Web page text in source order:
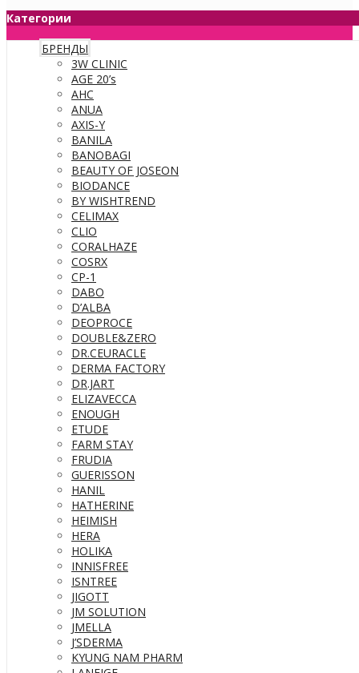
Категории
БРЕНДЫ
3W CLINIC
AGE 20’s
AHC
ANUA
AXIS-Y
BANILA
BANOBAGI
BEAUTY OF JOSEON
BIODANCE
BY WISHTREND
CELIMAX
CLIO
CORALHAZE
COSRX
CP-1
DABO
D’ALBA
DEOPROCE
DOUBLE&ZERO
DR.CEURACLE
DERMA FACTORY
DR.JART
ELIZAVECCA
ENOUGH
ETUDE
FARM STAY
FRUDIA
GUERISSON
HANIL
HATHERINE
HEIMISH
HERA
HOLIKA
INNISFREE
ISNTREE
JIGOTT
JM SOLUTION
JMELLA
J’SDERMA
KYUNG NAM PHARM